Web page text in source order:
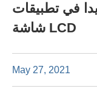
في تطبيقات
شاشة LCD
May 27, 2021